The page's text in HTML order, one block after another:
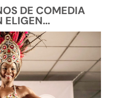
DE COMEDIA
ELIGEN...